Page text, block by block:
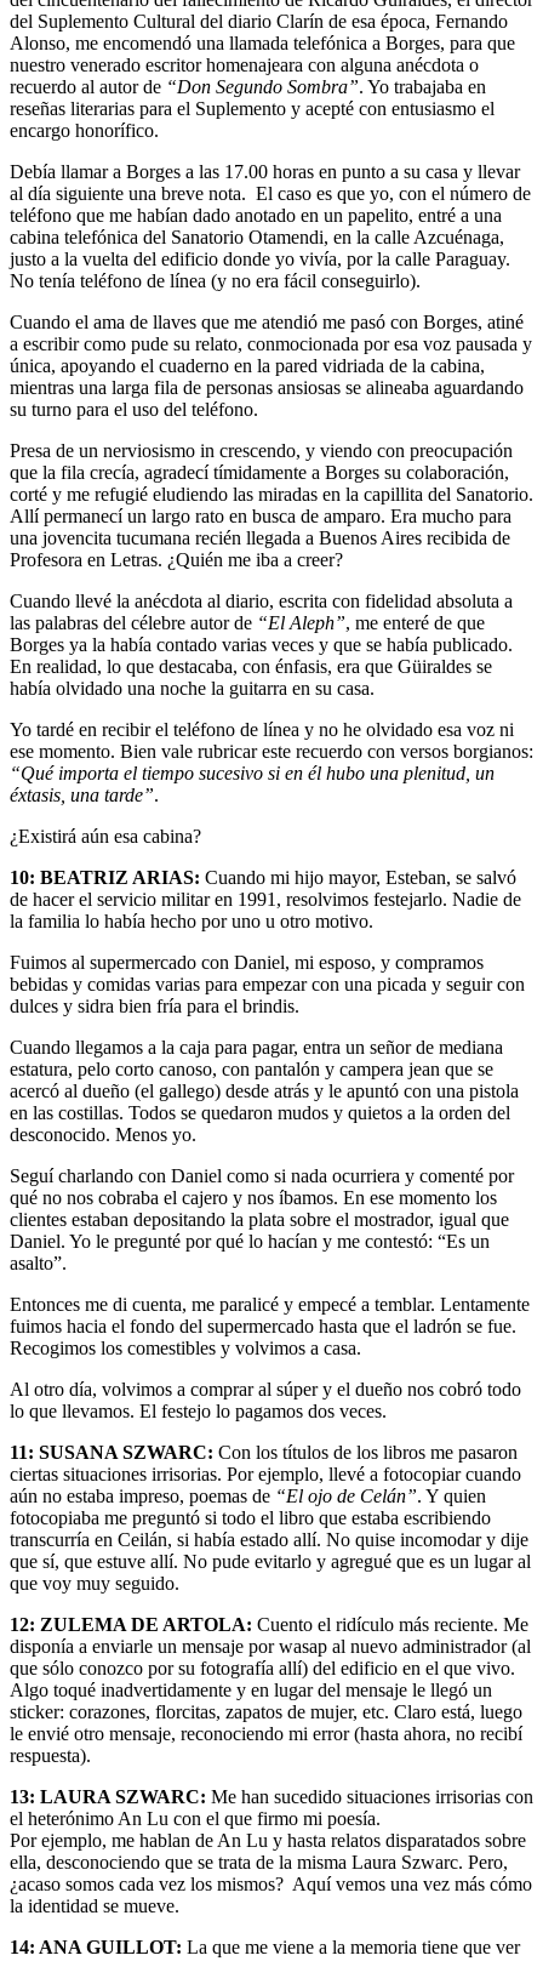
del Suplemento Cultural del diario Clarín de esa época, Fernando
Alonso, me encomendó una llamada telefónica a Borges, para que
nuestro venerado escritor homenajeara con alguna anécdota o
recuerdo al autor de “Don Segundo Sombra”. Yo trabajaba en
reseñas literarias para el Suplemento y acepté con entusiasmo el
encargo honorífico.
Debía llamar a Borges a las 17.00 horas en punto a su casa y llevar
al día siguiente una breve nota. El caso es que yo, con el número de
teléfono que me habían dado anotado en un papelito, entré a una
cabina telefónica del Sanatorio Otamendi, en la calle Azcuénaga,
justo a la vuelta del edificio donde yo vivía, por la calle Paraguay.
No tenía teléfono de línea (y no era fácil conseguirlo).
Cuando el ama de llaves que me atendió me pasó con Borges, atiné
a escribir como pude su relato, conmocionada por esa voz pausada y
única, apoyando el cuaderno en la pared vidriada de la cabina,
mientras una larga fila de personas ansiosas se alineaba aguardando
su turno para el uso del teléfono.
Presa de un nerviosismo in crescendo, y viendo con preocupación
que la fila crecía, agradecí tímidamente a Borges su colaboración,
corté y me refugié eludiendo las miradas en la capillita del Sanatorio.
Allí permanecí un largo rato en busca de amparo. Era mucho para
una jovencita tucumana recién llegada a Buenos Aires recibida de
Profesora en Letras. ¿Quién me iba a creer?
Cuando llevé la anécdota al diario, escrita con fidelidad absoluta a
las palabras del célebre autor de “El Aleph”, me enteré de que
Borges ya la había contado varias veces y que se había publicado.
En realidad, lo que destacaba, con énfasis, era que Güiraldes se
había olvidado una noche la guitarra en su casa.
Yo tardé en recibir el teléfono de línea y no he olvidado esa voz ni
ese momento. Bien vale rubricar este recuerdo con versos borgianos:
“Qué importa el tiempo sucesivo si en él hubo una plenitud, un
éxtasis, una tarde”.
¿Existirá aún esa cabina?
10: BEATRIZ ARIAS: Cuando mi hijo mayor, Esteban, se salvó
de hacer el servicio militar en 1991, resolvimos festejarlo. Nadie de
la familia lo había hecho por uno u otro motivo.
Fuimos al supermercado con Daniel, mi esposo, y compramos
bebidas y comidas varias para empezar con una picada y seguir con
dulces y sidra bien fría para el brindis.
Cuando llegamos a la caja para pagar, entra un señor de mediana
estatura, pelo corto canoso, con pantalón y campera jean que se
acercó al dueño (el gallego) desde atrás y le apuntó con una pistola
en las costillas. Todos se quedaron mudos y quietos a la orden del
desconocido. Menos yo.
Seguí charlando con Daniel como si nada ocurriera y comenté por
qué no nos cobraba el cajero y nos íbamos. En ese momento los
clientes estaban depositando la plata sobre el mostrador, igual que
Daniel. Yo le pregunté por qué lo hacían y me contestó: “Es un
asalto”.
Entonces me di cuenta, me paralicé y empecé a temblar. Lentamente
fuimos hacia el fondo del supermercado hasta que el ladrón se fue.
Recogimos los comestibles y volvimos a casa.
Al otro día, volvimos a comprar al súper y el dueño nos cobró todo
lo que llevamos. El festejo lo pagamos dos veces.
11: SUSANA SZWARC: Con los títulos de los libros me pasaron
ciertas situaciones irrisorias. Por ejemplo, llevé a fotocopiar cuando
aún no estaba impreso, poemas de “El ojo de Celán”. Y quien
fotocopiaba me preguntó si todo el libro que estaba escribiendo
transcurría en Ceilán, si había estado allí. No quise incomodar y dije
que sí, que estuve allí. No pude evitarlo y agregué que es un lugar al
que voy muy seguido.
12: ZULEMA DE ARTOLA: Cuento el ridículo más reciente. Me
disponía a enviarle un mensaje por wasap al nuevo administrador (al
que sólo conozco por su fotografía allí) del edificio en el que vivo.
Algo toqué inadvertidamente y en lugar del mensaje le llegó un
sticker: corazones, florcitas, zapatos de mujer, etc. Claro está, luego
le envié otro mensaje, reconociendo mi error (hasta ahora, no recibí
respuesta).
13: LAURA SZWARC: Me han sucedido situaciones irrisorias con
el heterónimo An Lu con el que firmo mi poesía.
Por ejemplo, me hablan de An Lu y hasta relatos disparatados sobre
ella, desconociendo que se trata de la misma Laura Szwarc. Pero,
¿acaso somos cada vez los mismos? Aquí vemos una vez más cómo
la identidad se mueve.
14: ANA GUILLOT: La que me viene a la memoria tiene que ver